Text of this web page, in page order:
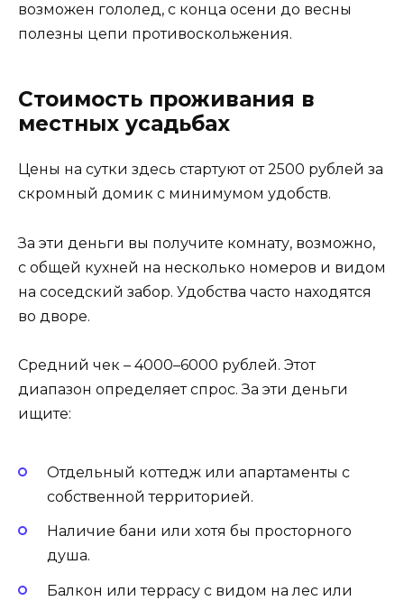
возможен гололед, с конца осени до весны
полезны цепи противоскольжения.
Стоимость проживания в
местных усадьбах
Цены на сутки здесь стартуют от 2500 рублей за
скромный домик с минимумом удобств.
За эти деньги вы получите комнату, возможно,
с общей кухней на несколько номеров и видом
на соседский забор. Удобства часто находятся
во дворе.
Средний чек – 4000–6000 рублей. Этот
диапазон определяет спрос. За эти деньги
ищите:
Отдельный коттедж или апартаменты с
собственной территорией.
Наличие бани или хотя бы просторного
душа.
Балкон или террасу с видом на лес или